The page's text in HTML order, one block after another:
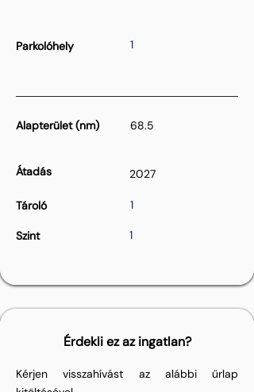
Parkolóhely 1
Alapterület (nm) 68.5
Átadás 2027
Tároló 1
Szint 1
Érdekli ez az ingatlan?
Kérjen visszahívást az alábbi űrlap